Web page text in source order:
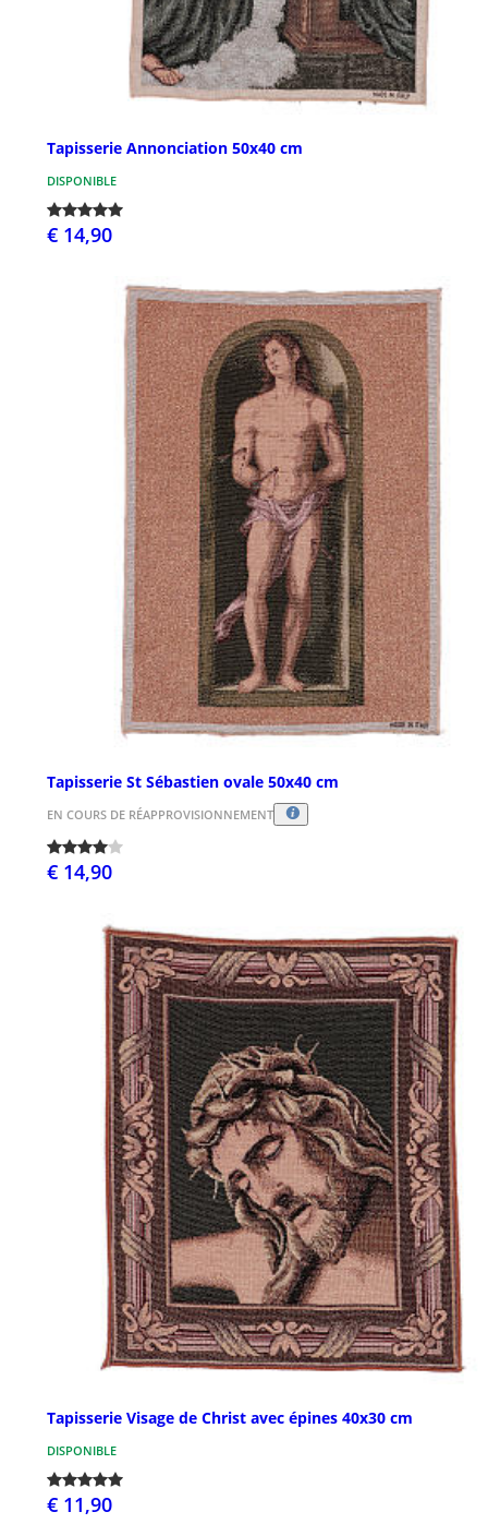
Tapisserie Annonciation 50x40 cm
DISPONIBLE
€ 14,90
Tapisserie St Sébastien ovale 50x40 cm
EN COURS DE RÉAPPROVISIONNEMENT
€ 14,90
Tapisserie Visage de Christ avec épines 40x30 cm
DISPONIBLE
€ 11,90